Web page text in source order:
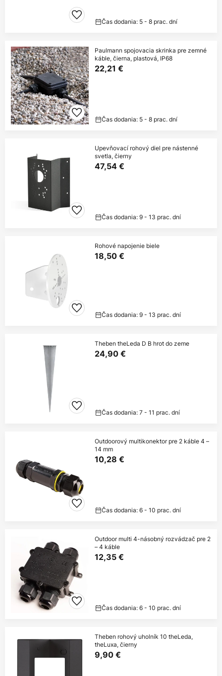
Čas dodania: 5 - 8 prac. dní
Paulmann spojovacia skrinka pre zemné
káble, čierna, plastová, IP68
22,21 €
Čas dodania: 5 - 8 prac. dní
Upevňovací rohový diel pre nástenné
svetla, čierny
47,54 €
Čas dodania: 9 - 13 prac. dní
Rohové napojenie biele
18,50 €
Čas dodania: 9 - 13 prac. dní
Theben theLeda D B hrot do zeme
24,90 €
Čas dodania: 7 - 11 prac. dní
Outdoorový multikonektor pre 2 káble 4 –
14 mm
10,28 €
Čas dodania: 6 - 10 prac. dní
Outdoor multi 4-násobný rozvádzač pre 2
– 4 káble
12,35 €
Čas dodania: 6 - 10 prac. dní
Theben rohový uholník 10 theLeda,
theLuxa, čierny
9,90 €